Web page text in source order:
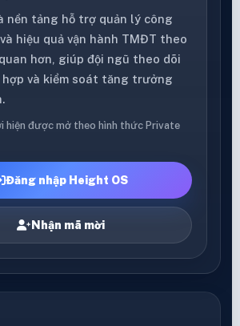
nền tảng hỗ trợ quản lý công
hiệu quả vận hành TMĐT theo
hơn, giúp đội ngũ theo dõi
hợp và kiểm soát tăng trưởng
hiện được mở theo hình thức Private
Đăng nhập Height OS
Nhận mã mời